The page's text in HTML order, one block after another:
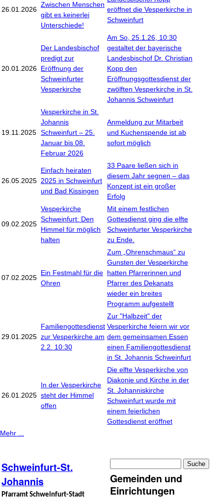
26.01.2026
Zwischen Menschen
gibt es keinerlei
Unterschiede!
eröffnet die Vesperkirche in
Schweinfurt
20.01.2026
Der Landesbischof
predigt zur
Eröffnung der
Schweinfurter
Vesperkirche
Am So, 25.1.26, 10:30
gestaltet der bayerische
Landesbischof Dr. Christian
Kopp den
Eröffnungsgottesdienst der
zwölften Vesperkirche in St.
Johannis Schweinfurt
19.11.2025
Vesperkirche in St.
Johannis
Schweinfurt – 25.
Januar bis 08.
Februar 2026
Anmeldung zur Mitarbeit
und Kuchenspende ist ab
sofort möglich
26.05.2025
Einfach heiraten
2025 in Schweinfurt
und Bad Kissingen
33 Paare ließen sich in
diesem Jahr segnen – das
Konzept ist ein großer
Erfolg
09.02.2025
Vesperkirche
Schweinfurt: Den
Himmel für möglich
halten
Mit einem festlichen
Gottesdienst ging die elfte
Schweinfurter Vesperkirche
zu Ende.
07.02.2025
Ein Festmahl für die
Ohren
Zum „Ohrenschmaus“ zu
Gunsten der Vesperkirche
hatten Pfarrerinnen und
Pfarrer des Dekanats
wieder ein breites
Programm aufgestellt
29.01.2025
Familiengottesdienst
zur Vesperkirche am
2.2. 10:30
Zur "Halbzeit" der
Vesperkirche feiern wir vor
dem gemeinsamen Essen
einen Familiengottesdienst
in St. Johannis Schweinfurt
26.01.2025
In der Vesperkirche
steht der Himmel
offen
Die elfte Vesperkirche von
Diakonie und Kirche in der
St. Johanniskirche
Schweinfurt wurde mit
einem feierlichen
Gottesdienst eröffnet
Mehr ...
Schweinfurt-St.
Johannis
Pfarramt Schweinfurt-Stadt
Suchformular
Gemeinden und
Einrichtungen